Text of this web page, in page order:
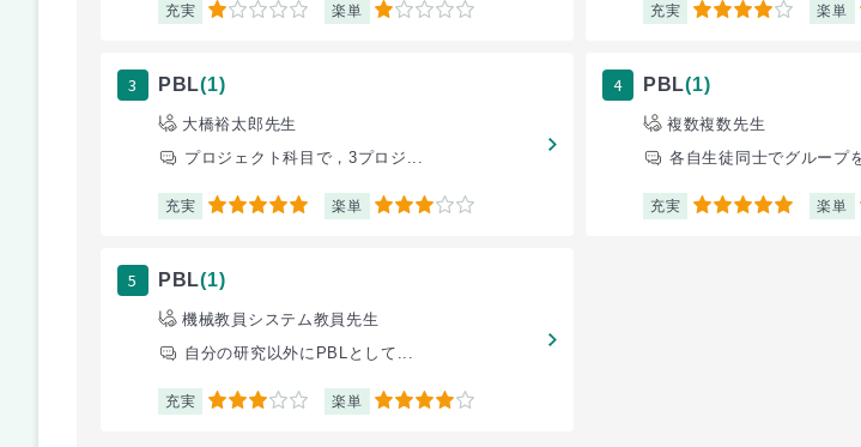
充実 1 楽単 1 充実 4 楽単
3 PBL(1)
大橋裕太郎先生
プロジェクト科目で，3プロジ...
充実 5 楽単 3
4 PBL(1)
複数複数先生
各自生徒同士でグループ
充実 5 楽単
5 PBL(1)
機械教員システム教員先生
自分の研究以外にPBLとして...
充実 3 楽単 4